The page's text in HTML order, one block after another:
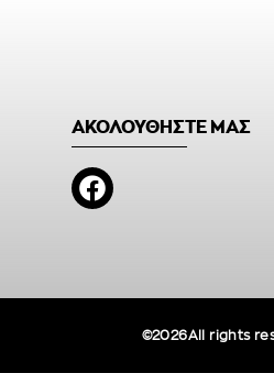
ΑΚΟΛΟΥΘΗΣΤΕ ΜΑΣ
©2026All rights